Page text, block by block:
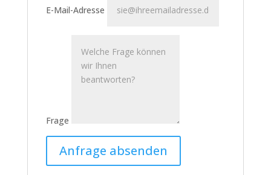
E-Mail-Adresse
Frage